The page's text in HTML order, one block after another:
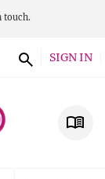
touch.
SIGN IN